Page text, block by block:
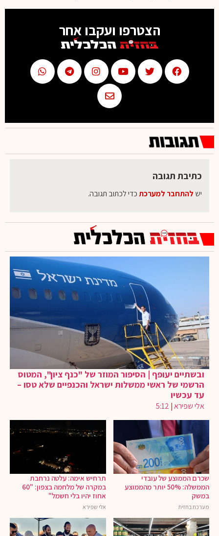
הצטרפו ועקבו אחר
כתיבת תגובה
יש להתחבר למערכתכדי לכתוב תגובה.
ובשתיים יעופף | הסיפור המוזר של "כנף ציון", המטוס
הרשמי של ראשי ממשלות ישראל והכנפיים שלא טסו –
עד עכשיו
אלי שפירא|
5:12
שכרם הממוצע של עובדי
הממשלה: 50% יותר מהממוצע
במשק
מערכת בחזית
תרחיש אימה: עלטה נרחבת
במקרה של מלחמה בצפון: "60
אחוז יהיו בלי חשמל"
אלי שפירא